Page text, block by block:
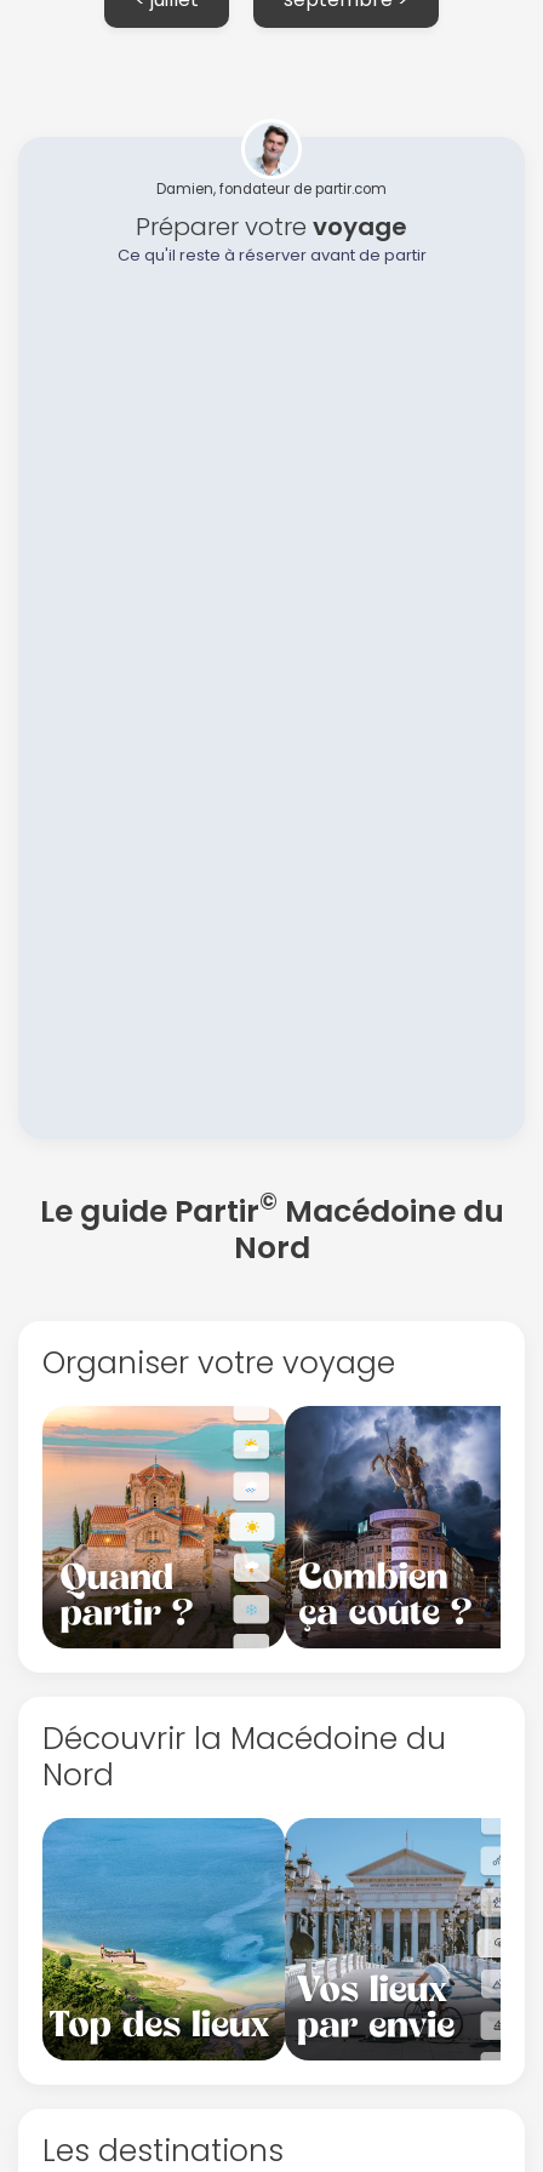
Damien, fondateur de partir.com
Préparer votre voyage
Ce qu'il reste à réserver avant de partir
Le guide Partir© Macédoine du
Nord
Organiser votre voyage
Découvrir la Macédoine du
Nord
Les destinations